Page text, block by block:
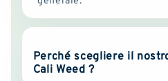
Perché scegliere il
Cali Weed ?